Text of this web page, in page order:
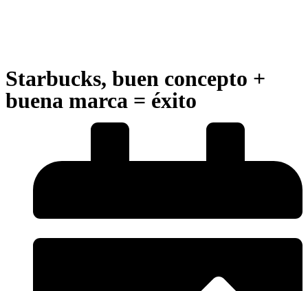
Starbucks, buen concepto +
buena marca = éxito